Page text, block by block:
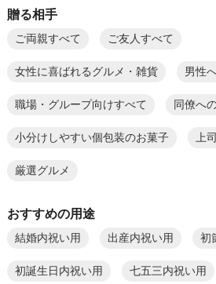
贈る相手
ご両親すべて ご友人すべて
女性に喜ばれるグルメ・雑貨 男性
職場・グループ向けすべて 同僚へ
小分けしやすい個包装のお菓子 上
厳選グルメ
おすすめの用途
結婚内祝い用 出産内祝い用 初
初誕生日内祝い用 七五三内祝い用